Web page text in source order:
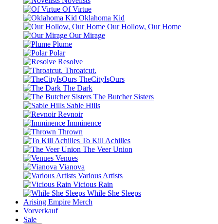
Of Virtue
Oklahoma Kid
Our Hollow, Our Home
Our Mirage
Plume
Polar
Resolve
Throatcut.
TheCityIsOurs
The Dark
The Butcher Sisters
Sable Hills
Revnoir
Imminence
Thrown
To Kill Achilles
The Veer Union
Venues
Vianova
Various Artists
Vicious Rain
While She Sleeps
Arising Empire Merch
Vorverkauf
Sale